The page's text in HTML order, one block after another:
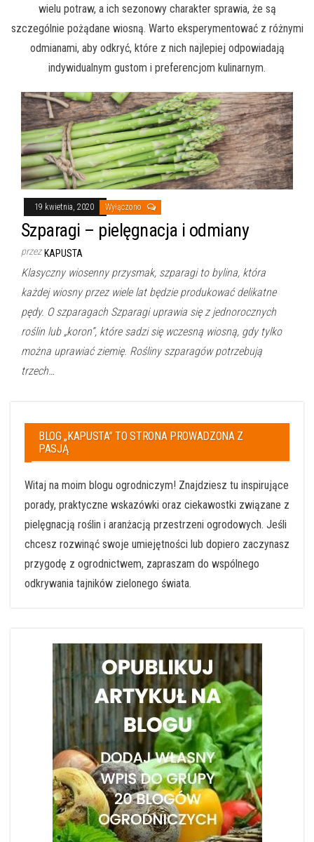
wielu potraw, a ich sezonowy charakter sprawia, że są
szczególnie pożądane wiosną. Warto eksperymentować z różnymi
odmianami, aby odkryć, które z nich najlepiej odpowiadają
indywidualnym gustom i preferencjom kulinarnym.
19 kwietnia, 2020 Wyłączono
Szparagi – pielęgnacja i odmiany
przez KAPUSTA
Klasyczny wiosenny przysmak, szparagi to bylina, która
każdej wiosny przez wiele lat będzie produkować delikatne
pędy. O szparagach Szparagi uprawia się z jednorocznych
roślin lub „koron”, które sadzi się wczesną wiosną, gdy tylko
można uprawiać ziemię. Rośliny szparagów potrzebują
trzech…
BLOG „KAPUSTA” TO STRONA PROWADZONA Z
PASJĄ
Witaj na moim blogu ogrodniczym! Znajdziesz tu inspirujące
porady, praktyczne wskazówki oraz ciekawostki związane z
pielęgnacją roślin i aranżacją przestrzeni ogrodowych. Jeśli
chcesz rozwinąć swoje umiejętności lub dopiero zaczynasz
przygodę z ogrodnictwem, zapraszam do wspólnego
odkrywania tajników zielonego świata.